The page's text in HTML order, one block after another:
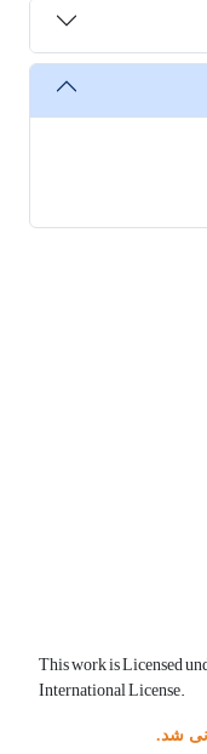
This work is Licensed
International License.